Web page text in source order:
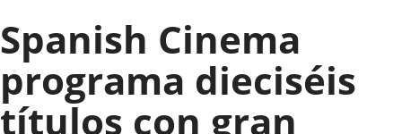
Valladolid
Spanish Cinema
programa dieciséis
títulos con gran